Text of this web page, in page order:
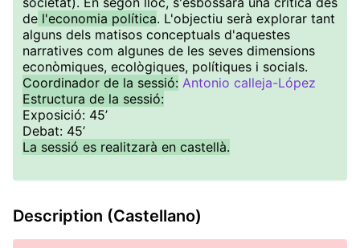
de l'economia política. L'objectiu serà explorar tant
alguns dels matisos conceptuals d'aquestes
narratives com algunes de les seves dimensions
econòmiques, ecològiques, polítiques i socials.
Coordinador de la sessió: Antonio calleja-López
Estructura de la sessió:
Exposició: 45’
Debat: 45’
La sessió es realitzarà en castellà.
Description (Castellano)